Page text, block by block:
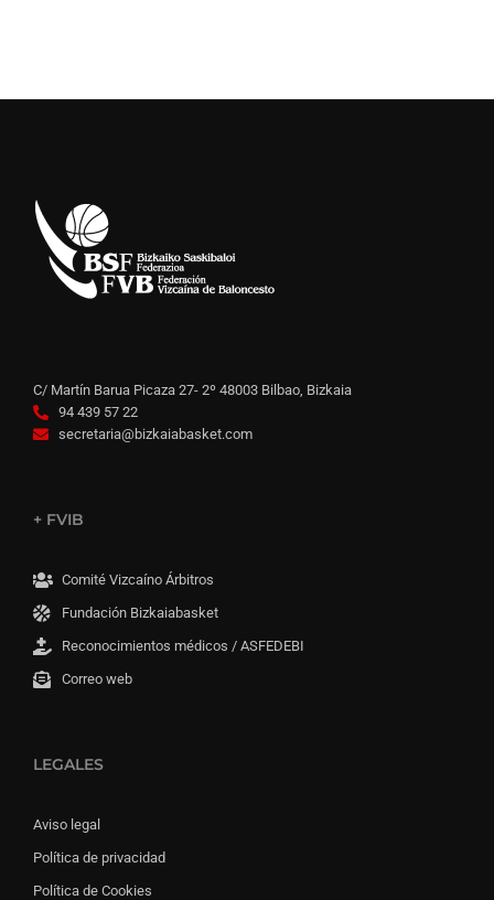
C/ Martín Barua Picaza 27- 2º 48003 Bilbao, Bizkaia
94 439 57 22
secretaria@bizkaiabasket.com
+ FVIB
Comité Vizcaíno Árbitros
Fundación Bizkaiabasket
Reconocimientos médicos / ASFEDEBI
Correo web
LEGALES
Aviso legal
Política de privacidad
Política de Cookies